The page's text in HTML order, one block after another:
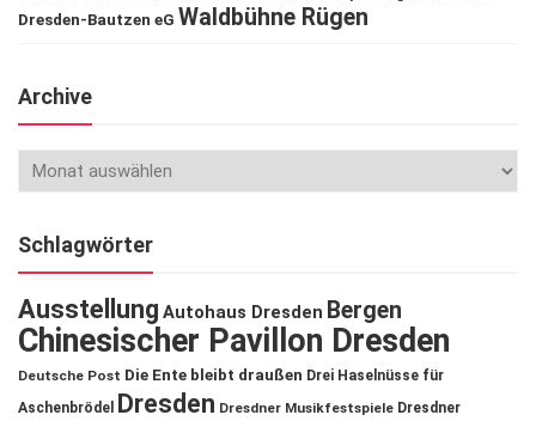
Dresden-Bautzen eG Waldbühne Rügen
Archive
Schlagwörter
Ausstellung Autohaus Dresden Bergen
Chinesischer Pavillon Dresden
Deutsche Post Die Ente bleibt draußen Drei Haselnüsse für
Aschenbrödel
Dresden Dresdner Musikfestspiele Dresdner